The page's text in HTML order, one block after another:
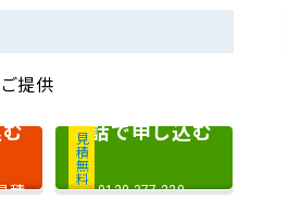
提供
積
見積無料
電話で申し込む
0120-377-220